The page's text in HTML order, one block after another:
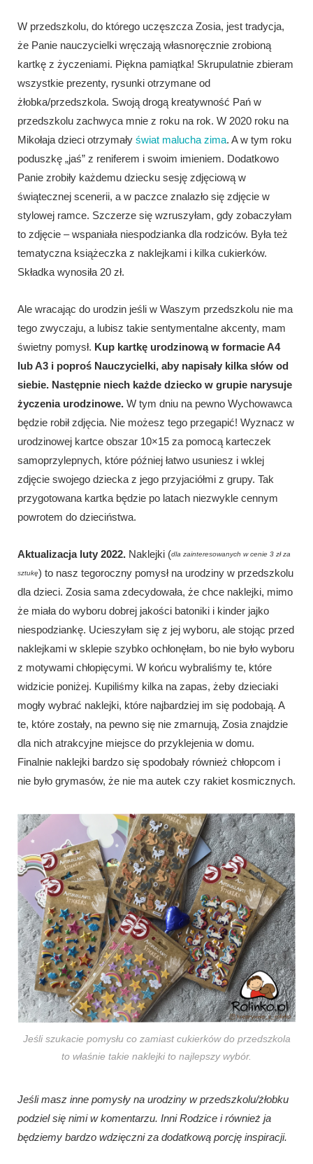
W przedszkolu, do którego uczęszcza Zosia, jest tradycja,
że Panie nauczycielki wręczają własnoręcznie zrobioną
kartkę z życzeniami. Piękna pamiątka! Skrupulatnie zbieram
wszystkie prezenty, rysunki otrzymane od
żłobka/przedszkola. Swoją drogą kreatywność Pań w
przedszkolu zachwyca mnie z roku na rok. W 2020 roku na
Mikołaja dzieci otrzymały świat malucha zima. A w tym roku
poduszkę „jaś” z reniferem i swoim imieniem. Dodatkowo
Panie zrobiły każdemu dziecku sesję zdjęciową w
świątecznej scenerii, a w paczce znalazło się zdjęcie w
stylowej ramce. Szczerze się wzruszyłam, gdy zobaczyłam
to zdjęcie – wspaniała niespodzianka dla rodziców. Była też
tematyczna książeczka z naklejkami i kilka cukierków.
Składka wynosiła 20 zł.
Ale wracając do urodzin jeśli w Waszym przedszkolu nie ma
tego zwyczaju, a lubisz takie sentymentalne akcenty, mam
świetny pomysł. Kup kartkę urodzinową w formacie A4
lub A3 i poproś Nauczycielki, aby napisały kilka słów od
siebie. Następnie niech każde dziecko w grupie narysuje
życzenia urodzinowe. W tym dniu na pewno Wychowawca
będzie robił zdjęcia. Nie możesz tego przegapić! Wyznacz w
urodzinowej kartce obszar 10×15 za pomocą karteczek
samoprzylepnych, które później łatwo usuniesz i wklej
zdjęcie swojego dziecka z jego przyjaciółmi z grupy. Tak
przygotowana kartka będzie po latach niezwykle cennym
powrotem do dzieciństwa.
Aktualizacja luty 2022. Naklejki (dla zainteresowanych w cenie 3 zł za
sztukę) to nasz tegoroczny pomysł na urodziny w przedszkolu
dla dzieci. Zosia sama zdecydowała, że chce naklejki, mimo
że miała do wyboru dobrej jakości batoniki i kinder jajko
niespodziankę. Ucieszyłam się z jej wyboru, ale stojąc przed
naklejkami w sklepie szybko ochłonęłam, bo nie było wyboru
z motywami chłopięcymi. W końcu wybraliśmy te, które
widzicie poniżej. Kupiliśmy kilka na zapas, żeby dzieciaki
mogły wybrać naklejki, które najbardziej im się podobają. A
te, które zostały, na pewno się nie zmarnują, Zosia znajdzie
dla nich atrakcyjne miejsce do przyklejenia w domu.
Finalnie naklejki bardzo się spodobały również chłopcom i
nie było grymasów, że nie ma autek czy rakiet kosmicznych.
Jeśli szukacie pomysłu co zamiast cukierków do przedszkola
to właśnie takie naklejki to najlepszy wybór.
Jeśli masz inne pomysły na urodziny w przedszkolu/żłobku
podziel się nimi w komentarzu. Inni Rodzice i również ja
będziemy bardzo wdzięczni za dodatkową porcję inspiracji.